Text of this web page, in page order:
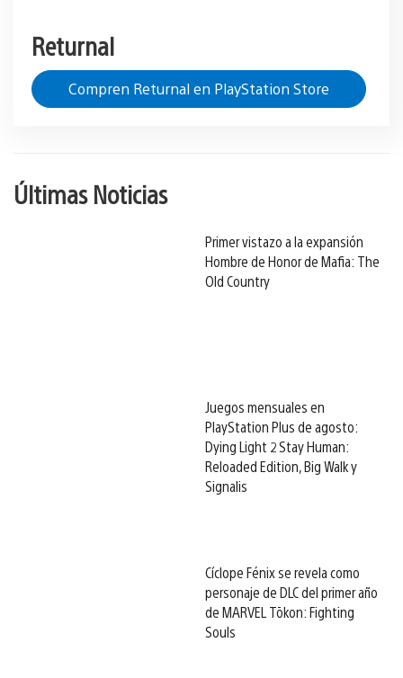
Returnal
Compren Returnal en PlayStation Store
Últimas Noticias
Primer vistazo a la expansión
Hombre de Honor de Mafia: The
Old Country
Juegos mensuales en
PlayStation Plus de agosto:
Dying Light 2 Stay Human:
Reloaded Edition, Big Walk y
Signalis
Cíclope Fénix se revela como
personaje de DLC del primer año
de MARVEL Tōkon: Fighting
Souls